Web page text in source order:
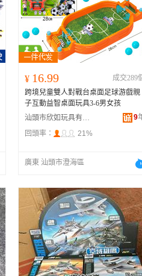
¥ 16.99
成交289
跨境兒童雙人對戰台桌面足球游戲親
子互動益智桌面玩具3-6男女孩
汕頭市欣如玩具有限公司
9
回頭率：
21%
廣東 汕頭市澄海區